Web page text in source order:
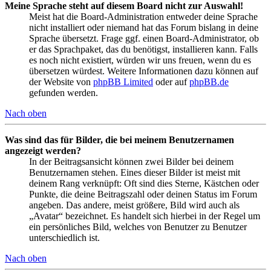
Meine Sprache steht auf diesem Board nicht zur Auswahl!
Meist hat die Board-Administration entweder deine Sprache
nicht installiert oder niemand hat das Forum bislang in deine
Sprache übersetzt. Frage ggf. einen Board-Administrator, ob
er das Sprachpaket, das du benötigst, installieren kann. Falls
es noch nicht existiert, würden wir uns freuen, wenn du es
übersetzen würdest. Weitere Informationen dazu können auf
der Website von phpBB Limited oder aufphpBB.de
gefunden werden.
Nach oben
Was sind das für Bilder, die bei meinem Benutzernamen
angezeigt werden?
In der Beitragsansicht können zwei Bilder bei deinem
Benutzernamen stehen. Eines dieser Bilder ist meist mit
deinem Rang verknüpft: Oft sind dies Sterne, Kästchen oder
Punkte, die deine Beitragszahl oder deinen Status im Forum
angeben. Das andere, meist größere, Bild wird auch als
„Avatar“ bezeichnet. Es handelt sich hierbei in der Regel um
ein persönliches Bild, welches von Benutzer zu Benutzer
unterschiedlich ist.
Nach oben